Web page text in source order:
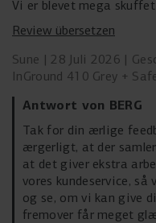
Vi er blevet mega
Hver eneste gang det
vand i duen, og som
Det tager så lang tid at
Review übersetzen
Sune
28 Juli 2026
InGround 410 Grey +
Antwort von BERG
Tak for din ærlige
ærgerligt, at der
at det giver ekstra
vores kundeservice,
og se, om vi kan give
fremover får meget